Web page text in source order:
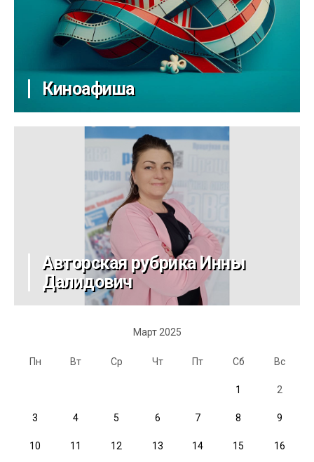
Киноафиша
Авторская рубрика Инны
Далидович
Март 2025
Пн Вт Ср Чт Пт Сб Вс
1 2
3 4 5 6 7 8 9
10 11 12 13 14 15 16